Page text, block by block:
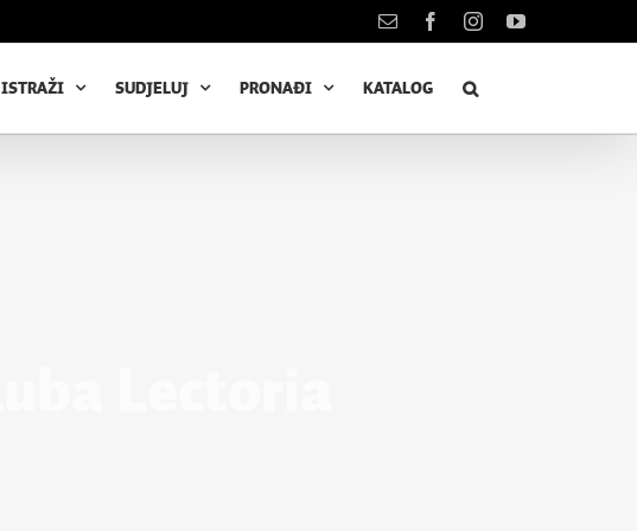
KontaktFacebookInstagramYouTube
ISTRAŽI SUDJELUJ PRONAĐI KATALOG